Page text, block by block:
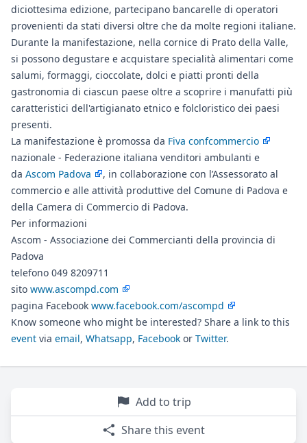
diciottesima edizione, partecipano bancarelle di operatori
provenienti da stati diversi oltre che da molte regioni italiane.
Durante la manifestazione, nella cornice di Prato della Valle,
si possono degustare e acquistare specialità alimentari come
salumi, formaggi, cioccolate, dolci e piatti pronti della
gastronomia di ciascun paese oltre a scoprire i manufatti più
caratteristici dell'artigianato etnico e folcloristico dei paesi
presenti.
La manifestazione è promossa da Fiva confcommercio
nazionale - Federazione italiana venditori ambulanti e
da Ascom Padova
, in collaborazione con l’Assessorato al
commercio e alle attività produttive del Comune di Padova e
della Camera di Commercio di Padova.
Per informazioni
Ascom - Associazione dei Commercianti della provincia di
Padova
telefono 049 8209711
sito www.ascompd.com
pagina Facebook www.facebook.com/ascompd
Know someone who might be interested? Share a link to this
event via email, Whatsapp, Facebook or Twitter.
Add to trip
Share this event